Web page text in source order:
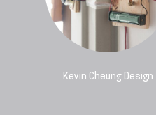
Kevin Cheung Design